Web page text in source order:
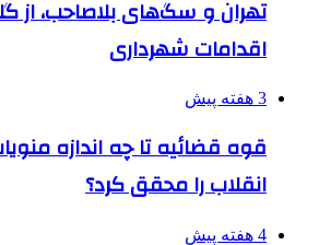
تهران و سگ‌های بلاصاحب، از
اقدامات شهرداری
3 هفته پیش
قوه قضائیه تا چه اندازه
انقلاب را محقق کرد؟
4 هفته پیش